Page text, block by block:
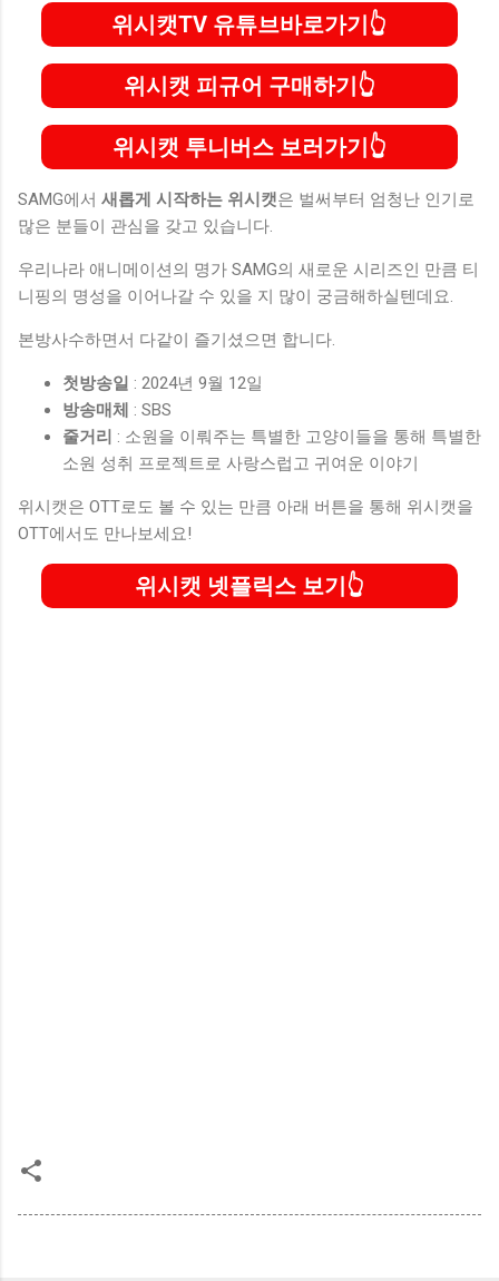
위시캣TV 유튜브바로가기
위시캣 피규어 구매하기
위시캣 투니버스 보러가기
SAMG에서 새롭게 시작하는 위시캣은 벌써부터 엄청난 인기로
많은 분들이 관심을 갖고 있습니다.
우리나라 애니메이션의 명가 SAMG의 새로운 시리즈인 만큼 티
니핑의 명성을 이어나갈 수 있을 지 많이 궁금해하실텐데요.
본방사수하면서 다같이 즐기셨으면 합니다.
첫방송일 : 2024년 9월 12일
방송매체 : SBS
줄거리 : 소원을 이뤄주는 특별한 고양이들을 통해 특별한
소원 성취 프로젝트로 사랑스럽고 귀여운 이야기
위시캣은 OTT로도 볼 수 있는 만큼 아래 버튼을 통해 위시캣을
OTT에서도 만나보세요!
위시캣 넷플릭스 보기